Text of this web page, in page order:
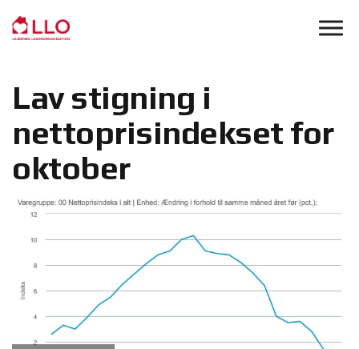
Lav stigning i
nettoprisindekset for
oktober